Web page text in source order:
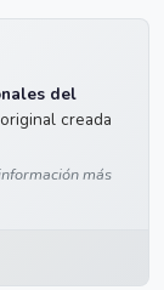
del
creada
más